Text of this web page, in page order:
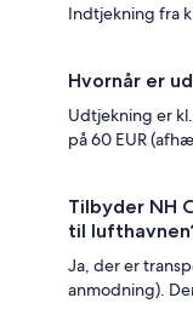
Indtjekning fra
Hvornår er
Udtjekning er
på 60 EUR
Tilbyder NH
til
Ja, der er
anmodning).